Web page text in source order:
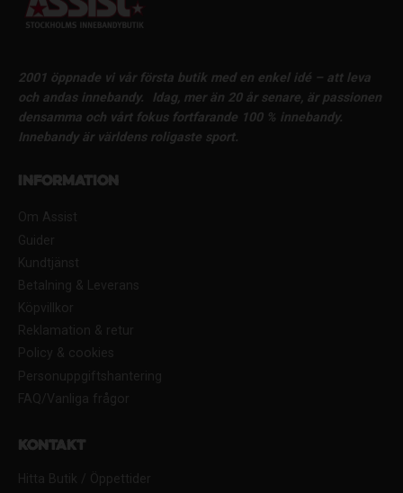
2001 öppnade vi vår första butik med en enkel idé – att leva
och andas innebandy.
Idag, mer än 20 år senare, är passionen
densamma och vårt fokus fortfarande 100 % innebandy.
Innebandy är världens roligaste sport.
Information
Om Assist
Guider
Kundtjänst
Betalning & Leverans
Köpvillkor
Reklamation & retur
Policy & cookies
Personuppgiftshantering
FAQ/Vanliga frågor
Kontakt
Hitta Butik / Öppettider